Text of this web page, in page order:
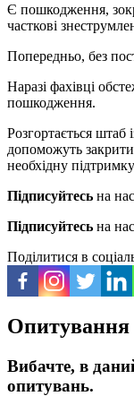
Є пошкодження,
часткові
Попередньо, без
Наразі фахівці
пошкодження.
Розгортається штаб
допоможуть
необхідну
Підписуйтесь на
Підписуйтесь на
Поділитися в
Опитування
Вибачте, в
опитувань.